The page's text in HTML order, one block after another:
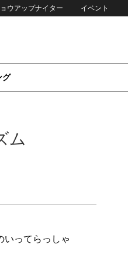
ウアップナイター イベント
グ
ム
いってらっしゃ